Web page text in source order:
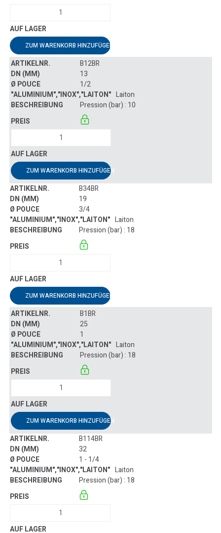
ZUM WARENKORB HINZUFÜGEN
B12BR
13
1/2
Laiton
Pression (bar) : 10
ZUM WARENKORB HINZUFÜGEN
B34BR
19
3/4
Laiton
Pression (bar) : 18
ZUM WARENKORB HINZUFÜGEN
B1BR
25
1
Laiton
Pression (bar) : 18
ZUM WARENKORB HINZUFÜGEN
B114BR
32
1 - 1/4
Laiton
Pression (bar) : 18